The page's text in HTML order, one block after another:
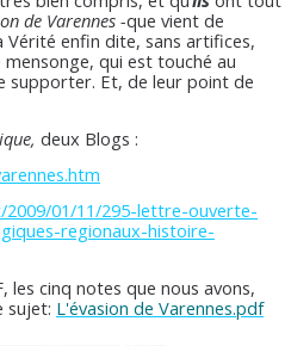
de Varennes -que vient de
Vérité enfin dite, sans artifices,
mensonge, qui est touché au
supporter. Et, de leur point de
deux Blogs :
01/11/295-lettre-ouverte-
regionaux-histoire-
les cinq notes que nous avons,
sujet: L'évasion de Varennes.pdf